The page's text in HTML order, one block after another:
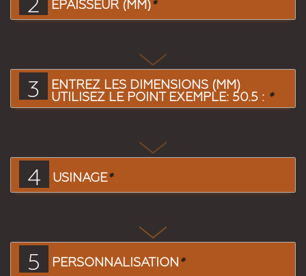
EPAISSEUR (MM)*
3
ENTREZ LES DIMENSIONS (MM)
UTILISEZ LE POINT EXEMPLE: 50.5 : *
4 USINAGE*
5 PERSONNALISATION*